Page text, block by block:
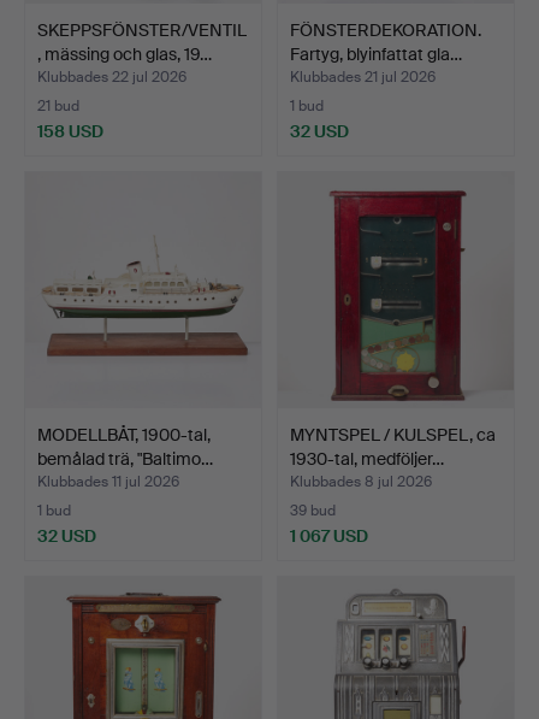
SKEPPSFÖNSTER/VENTIL
, mässing och glas, 19…
Klubbades 22 jul 2026
21 bud
158 USD
FÖNSTERDEKORATION.
Fartyg, blyinfattat gla…
Klubbades 21 jul 2026
1 bud
32 USD
MODELLBÅT, 1900-tal,
bemålad trä, "Baltimo…
Klubbades 11 jul 2026
1 bud
32 USD
MYNTSPEL / KULSPEL, ca
1930-tal, medföljer…
Klubbades 8 jul 2026
39 bud
1 067 USD